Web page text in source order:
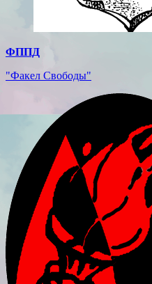
ФППД
"Факел Свободы"